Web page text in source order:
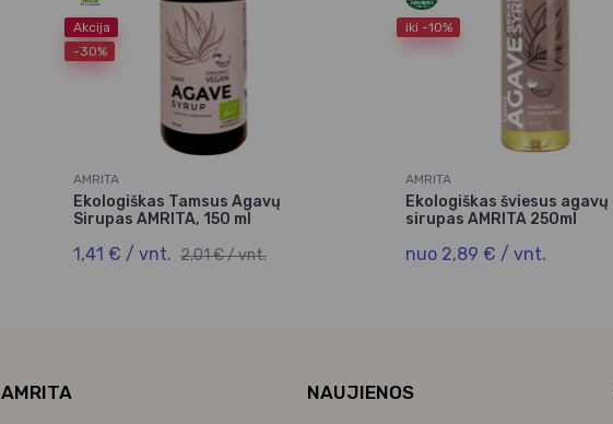
Akcija
-30%
AMRITA
Ekologiškas Tamsus Agavų
Sirupas AMRITA, 150 ml
1,41 € / vnt. 2,01 € / vnt.
iki -10%
AMRITA
Ekologiškas šviesus agavų
sirupas AMRITA 250ml
nuo 2,89 € / vnt.
AMRITA NAUJIENOS